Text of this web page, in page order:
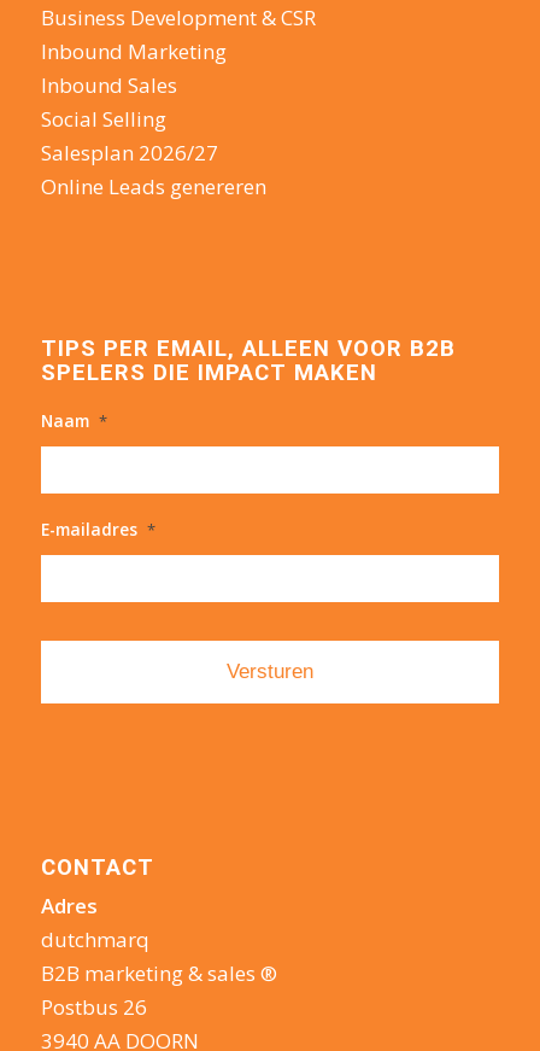
Business Development & CSR
Inbound Marketing
Inbound Sales
Social Selling
Salesplan 2026/27
Online Leads genereren
TIPS PER EMAIL, ALLEEN VOOR B2B
SPELERS DIE IMPACT MAKEN
Naam *
E-mailadres *
CONTACT
Adres
dutchmarq
B2B marketing & sales ®
Postbus 26
3940 AA DOORN